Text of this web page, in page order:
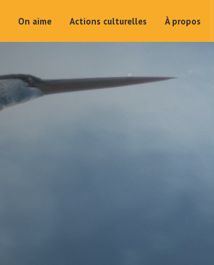
On aime Actions culturelles À propos